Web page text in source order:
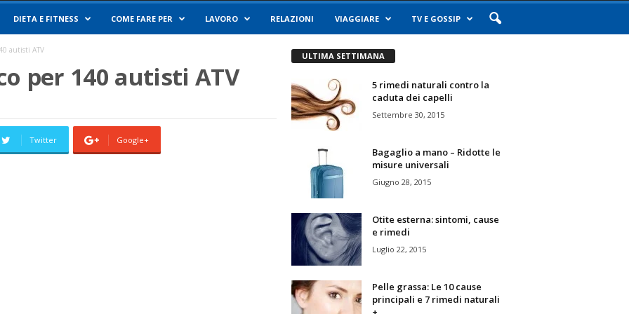
DIETA E FITNESS COME FARE PER LAVORO RELAZIONI VIAGGIARE TV E GOSSIP
autisti ATV
per 140 autisti ATV
Twitter Google+
ULTIMA SETTIMANA
5 rimedi naturali contro la
caduta dei capelli
Settembre 30, 2015
Bagaglio a mano – Ridotte le
misure universali
Giugno 28, 2015
Otite esterna: sintomi, cause
e rimedi
Luglio 22, 2015
Pelle grassa: Le 10 cause
principali e 7 rimedi naturali